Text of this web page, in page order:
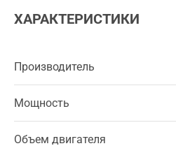
ХАРАКТЕРИСТИКИ
Производитель
Мощность
Объем двигателя